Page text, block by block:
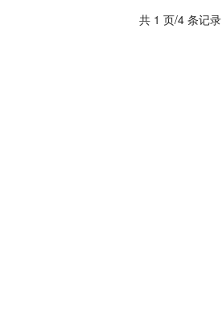
共 1 页/4 条记录